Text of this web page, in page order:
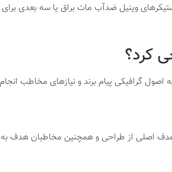
وینیل ضدآب مات براق یا سه بعدی
کرد؟
اصول گرافیکی پیام برند و نیازهای مخاطب
هدف اصلی از طراحی و همچنین مخاطبان